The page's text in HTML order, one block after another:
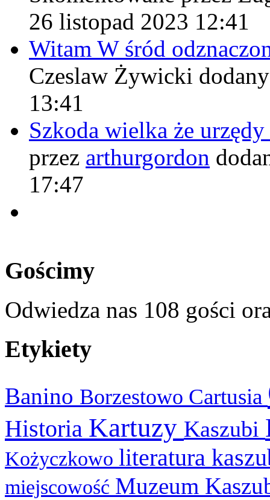
26 listopad 2023 12:41
Witam W śród
Czeslaw Żywicki
13:41
Szkoda wielka że
przez arthurgordon
17:47
Gościmy
Odwiedza nas 108 gości
Etykiety
Banino Borzestowo Cartusia
Historia Kartuzy Kaszubi
Kożyczkowo literatura
miejscowość Muzeum